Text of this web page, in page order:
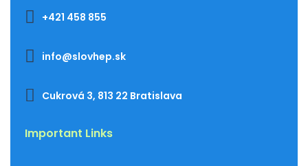
 +421 458 855
 info@slovhep.sk
 Cukrová 3, 813 22 Bratislava
Important Links